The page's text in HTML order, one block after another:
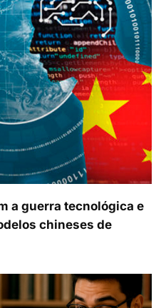
a guerra tecnológica e
chineses de